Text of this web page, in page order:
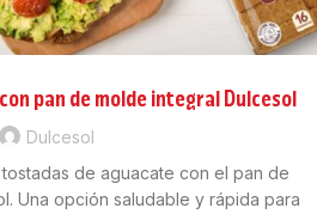
pan de molde integral Dulcesol
Dulcesol
de aguacate con el pan de
Una opción saludable y rápida para